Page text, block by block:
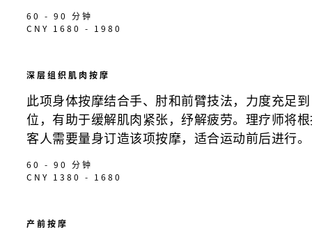
60 - 90 分钟
CNY 1680 - 1980
深层组织肌肉按摩
此项身体按摩结合手、肘和前臂技法，力度充足到
位，有助于缓解肌肉紧张，纾解疲劳。理疗师将
客人需要量身订造该项按摩，适合运动前后进行。
60 - 90 分钟
CNY 1380 - 1680
产前按摩